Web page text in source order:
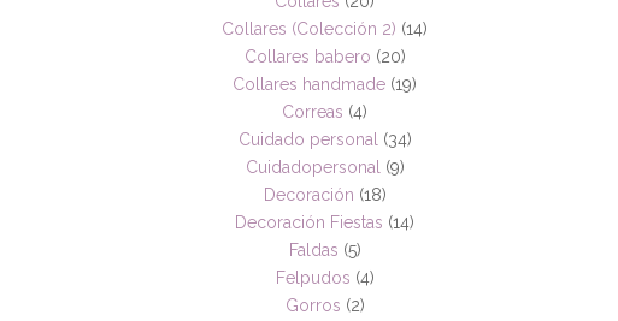
Collares (Colección 2) (14)
Collares babero (20)
Collares handmade (19)
Correas (4)
Cuidado personal (34)
Cuidadopersonal (9)
Decoración (18)
Decoración Fiestas (14)
Faldas (5)
Felpudos (4)
Gorros (2)